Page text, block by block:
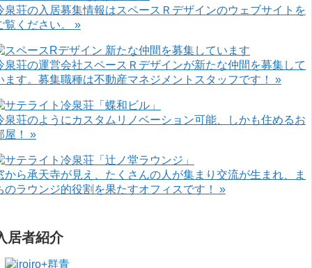
泉荘の入居募集情報はスペースＲデザインのウェブサイトを
覧ください。 »
泉荘の運営会社スペースＲデザインが新たな仲間を募集して
ます。募集職種は不動産マネジメントスタッフです！ »
泉荘のようにカスタムリノベーション可能、しかも住めるお
屋！ »
から承天寺が見え、たくさんの人が集まり交流が生まれ、ま
のラウンジ的役割を果たすオフィスです！ »
居者紹介